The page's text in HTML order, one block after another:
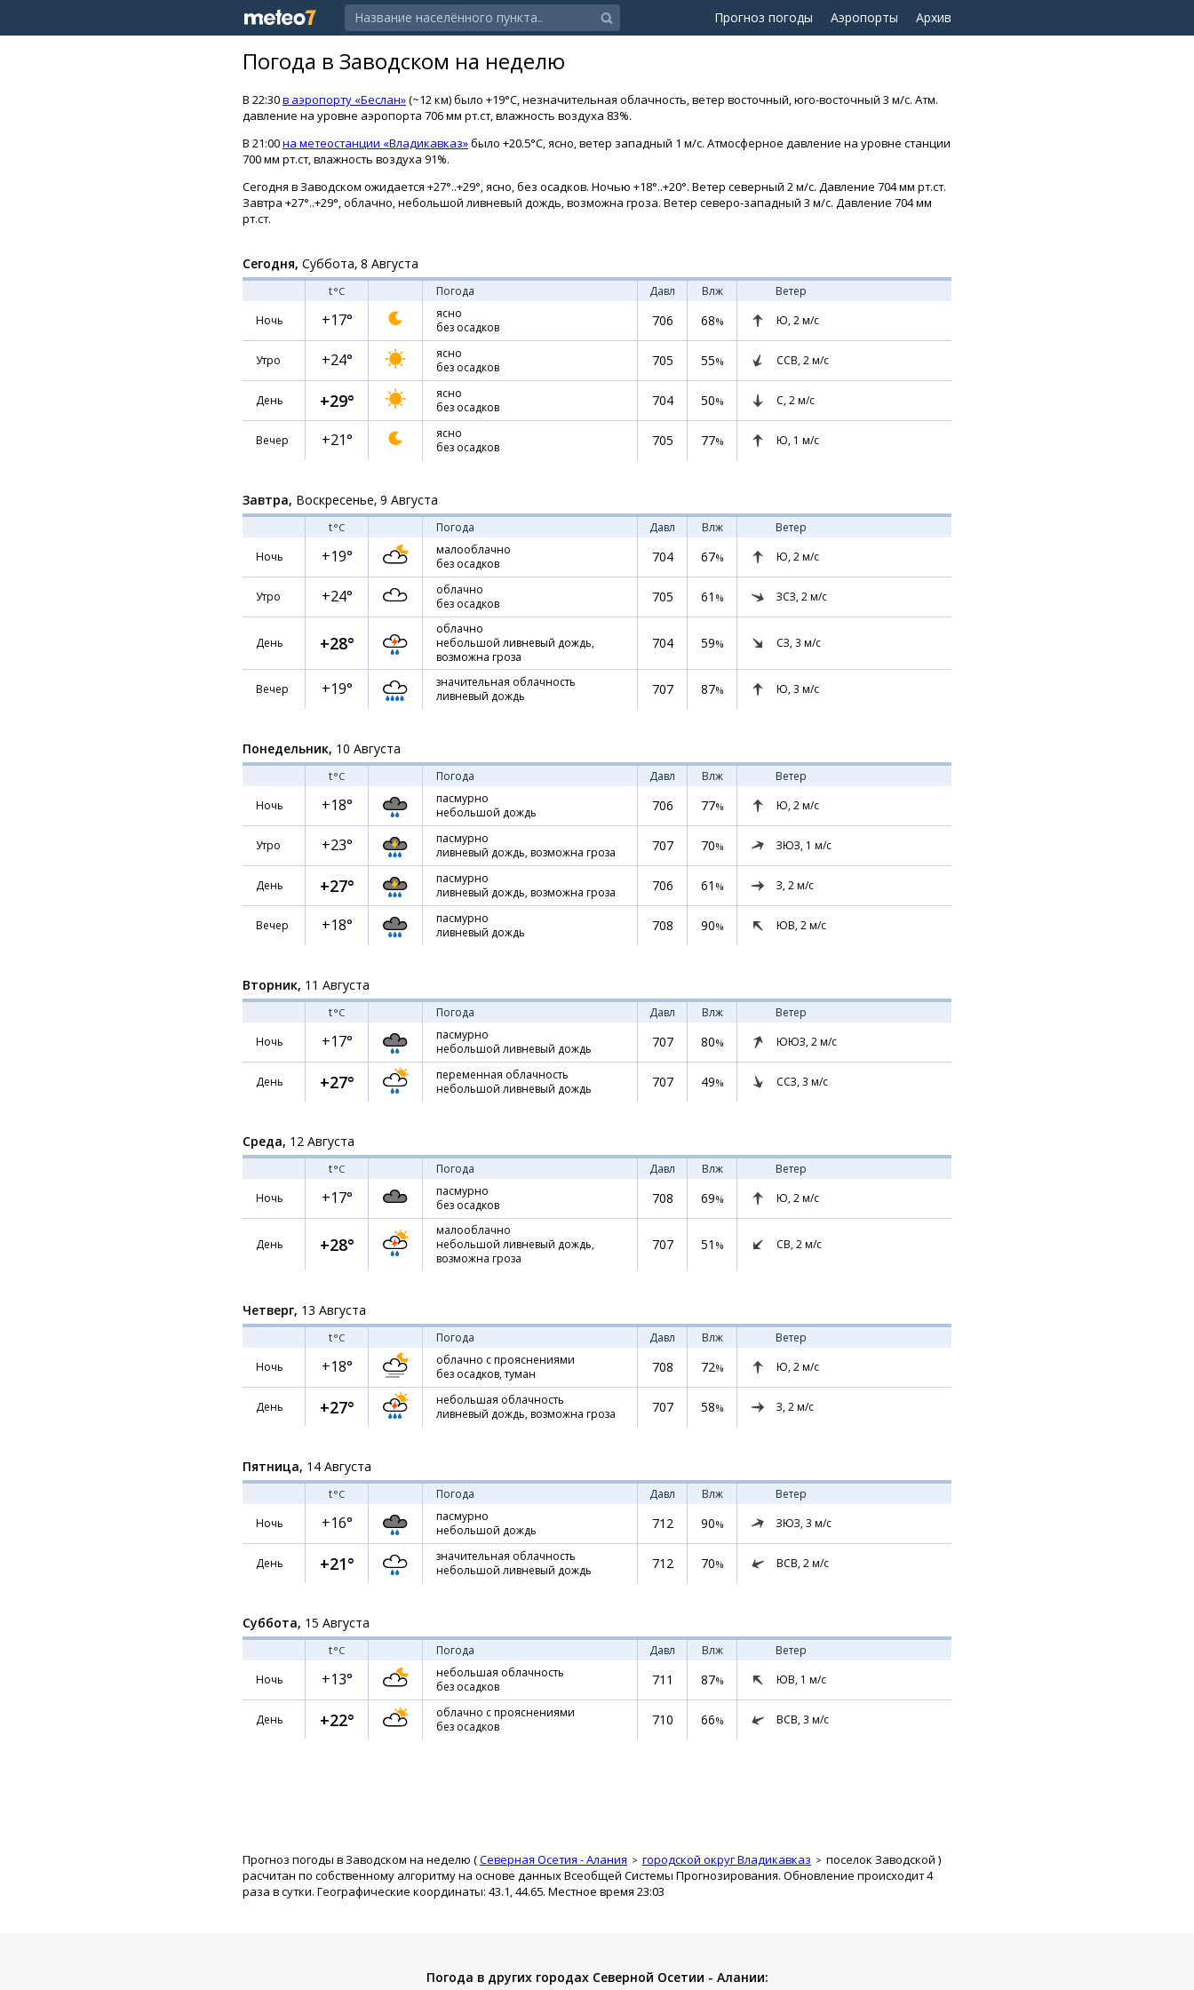
Прогноз погоды Аэропорты Архив
Погода в Заводском на неделю
В 22:30в аэропорту «Беслан»(~12 км) было +19°C, незначительная облачность, ветер восточный, юго-восточный 3 м/с. Атм.
давление на уровне аэропорта 706 мм рт.ст, влажность воздуха 83%.
В 21:00на метеостанции «Владикавказ»было +20.5°C, ясно, ветер западный 1 м/с. Атмосферное давление на уровне станции
700 мм рт.ст, влажность воздуха 91%.
Сегодня в Заводском ожидается +27°..+29°, ясно, без осадков. Ночью +18°..+20°. Ветер северный 2 м/с. Давление 704 мм рт.ст.
Завтра +27°..+29°, облачно, небольшой ливневый дождь, возможна гроза. Ветер северо-западный 3 м/с. Давление 704 мм
рт.ст.
Сегодня, Суббота, 8 Августа
t°C Погода Давл Влж
Ветер
Ночь
+17°
ясно
без осадков
706 68% Ю, 2м/с
Утро +24°
ясно
без осадков
705 55% ССВ, 2м/с
День +29°
ясно
без осадков
704 50% С, 2м/с
Вечер +21°
ясно
без осадков
705 77% Ю, 1 м/с
Завтра, Воскресенье, 9 Августа
t°C Погода Давл Влж
Ветер
Ночь
+19°
малооблачно
без осадков
704 67% Ю, 2м/с
Утро +24°
облачно
без осадков
705 61 % ЗСЗ, 2м/с
День +28°
облачно
небольшой ливневый дождь,
возможна гроза
704 59% СЗ, 3 м/с
Вечер +19°
значительная облачность
ливневый дождь
707 87% Ю, 3 м/с
Понедельник, 10 Августа
t°C Погода Давл Влж
Ветер
Ночь
+18°
пасмурно
небольшой дождь
706 77% Ю, 2м/с
Утро +23°
пасмурно
ливневый дождь, возможна гроза
707 70% ЗЮЗ, 1 м/с
День +27°
пасмурно
ливневый дождь, возможна гроза
706 61 % З, 2м/с
Вечер +18°
пасмурно
ливневый дождь
708 90% ЮВ, 2м/с
Вторник, 11 Августа
t°C Погода Давл Влж
Ветер
Ночь
+17°
пасмурно
небольшой ливневый дождь
707 80% ЮЮЗ, 2м/с
День +27°
переменная облачность
небольшой ливневый дождь
707 49% ССЗ, 3 м/с
Среда, 12 Августа
t°C Погода Давл Влж
Ветер
Ночь
+17°
пасмурно
без осадков
708 69% Ю, 2м/с
День +28°
малооблачно
небольшой ливневый дождь,
возможна гроза
707 51 % СВ, 2м/с
Четверг, 13 Августа
t°C Погода Давл Влж
Ветер
Ночь
+18°
облачно с прояснениями
без осадков, туман
708 72% Ю, 2м/с
День +27°
небольшая облачность
ливневый дождь, возможна гроза
707 58% З, 2м/с
Пятница, 14 Августа
t°C Погода Давл Влж
Ветер
Ночь
+16°
пасмурно
небольшой дождь
712 90% ЗЮЗ, 3 м/с
День +21°
значительная облачность
небольшой ливневый дождь
712 70% ВСВ, 2м/с
Суббота, 15 Августа
t°C Погода Давл Влж
Ветер
Ночь
+13°
небольшая облачность
без осадков
711 87% ЮВ, 1 м/с
День +22°
облачно с прояснениями
без осадков
710 66% ВСВ, 3 м/с
Прогноз погоды в Заводском на неделю (Северная Осетия - Алания городской округ Владикавказ поселок Заводской )
расчитан по собственному алгоритму на основе данных Всеобщей Системы Прогнозирования. Обновление происходит 4
раза в сутки. Географические координаты: 43.1, 44.65. Местное время 23:03
Погода в других городах Северной Осетии - Алании: